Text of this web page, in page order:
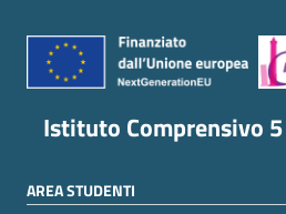
Istituto Comprensivo
AREA STUDENTI